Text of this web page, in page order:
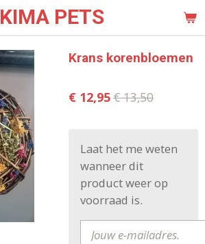
KIMA PETS
Krans korenbloemen
€ 12,95€ 13,50
Laat het me weten
wanneer dit
product weer op
voorraad is.